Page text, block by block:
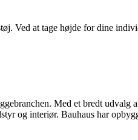
Ved at tage højde for dine
Med et bredt
og interiør. Bauhaus har